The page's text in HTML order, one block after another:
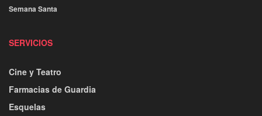
Semana Santa
SERVICIOS
Cine y Teatro
Farmacias de Guardia
Esquelas